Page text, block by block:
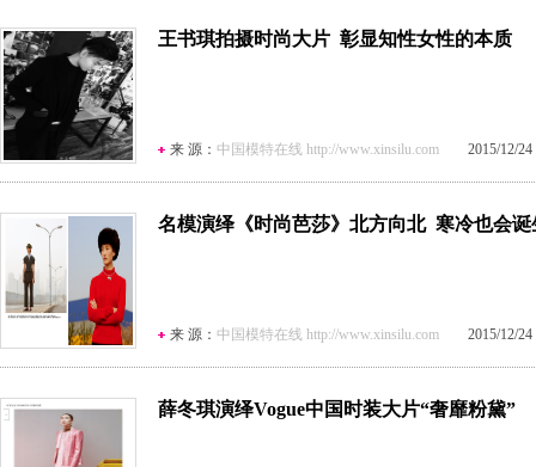
王书琪拍摄时尚大片 彰显知性女性的本质
来 源： 中国模特在线 http://www.xinsilu.com 2015/12/24
名模演绎《时尚芭莎》北方向北 寒冷也会诞
来 源： 中国模特在线 http://www.xinsilu.com 2015/12/24
薛冬琪演绎Vogue中国时装大片“奢靡粉黛”